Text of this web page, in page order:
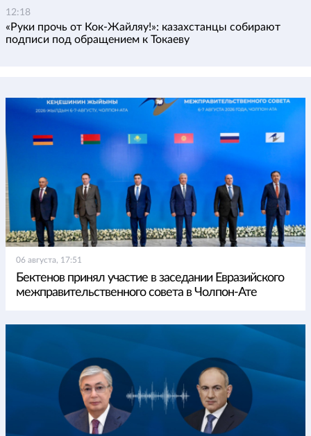
12:18
«Руки прочь от Кок-Жайляу!»: казахстанцы собирают
подписи под обращением к Токаеву
06 августа, 17:51
Бектенов принял участие в заседании Евразийского
межправительственного совета в Чолпон-Ате